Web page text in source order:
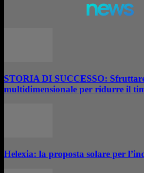
news
STORIA DI SUCCESSO:
multidimensionale per ridurre il
Helexia: la proposta solare per